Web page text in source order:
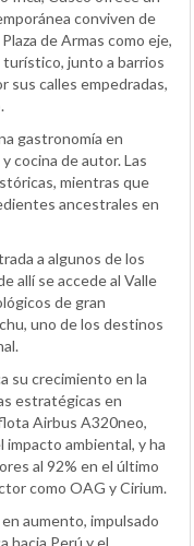
conviven de
de Armas como eje,
junto a barrios
sus calles empedradas,
gastronomía en
cocina de autor. Las
mientras que
ancestrales en
a algunos de los
allí se accede al Valle
de gran
uno de los destinos
su crecimiento en la
estratégicas en
Airbus A320neo,
impacto ambiental, y ha
al 92% en el último
como OAG y Cirium.
aumento, impulsado
hacia Perú y el